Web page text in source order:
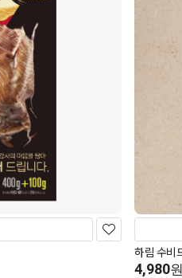
하림 수비
4,980원